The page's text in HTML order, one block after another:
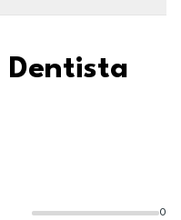
Dentista
0